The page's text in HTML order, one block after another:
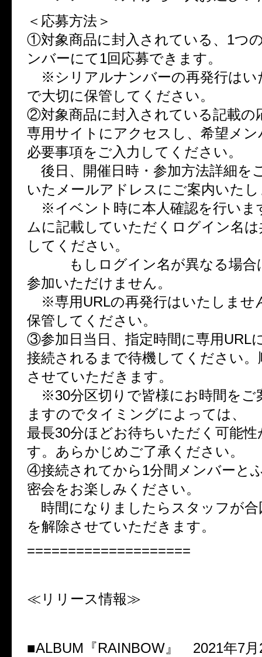
＜応募方法＞
①対象商品に封入されている、1つ
ンバーにて1回応募できます。
※シリアルナンバーの再発行はい
で大切に保管してください。
②対象商品に封入されている記載の
専用サイトにアクセスし、希望メ
必要事項をご入力してください。
後日、開催日時・参加方法詳細を
いたメールアドレスにご案内いた
※イベント時に本人確認を行いま
ムに記載していただくログイン名
してください。
もしログイン名が異なる場合
参加いただけません。
※専用URLの再発行はいたしませ
保管してください。
③参加日当日、指定時間に専用URL
接続されるまで待機してください。
させていただきます。
※30分区切りで皆様にお時間をご
ますのでタイミングによっては、
最長30分ほどお待ちいただく可能
す。あらかじめご了承ください。
④接続されてから1分間メンバーと
密会をお楽しみください。
時間になりましたらスタッフが合
を解除させていただきます。
====================
≪リリース情報≫
■ALBUM 『RAINBOW 』 2021年7月